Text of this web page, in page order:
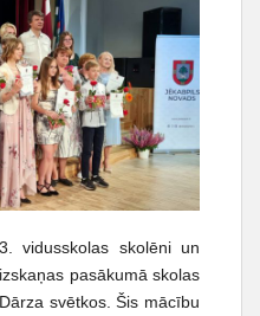
vidusskolas skolēni un
pasākumā skolas
svētkos. Šis mācību